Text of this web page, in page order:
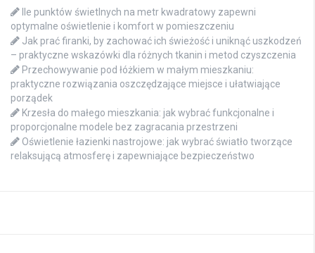
Ile punktów świetlnych na metr kwadratowy zapewni
optymalne oświetlenie i komfort w pomieszczeniu
Jak prać firanki, by zachować ich świeżość i uniknąć uszkodzeń
– praktyczne wskazówki dla różnych tkanin i metod czyszczenia
Przechowywanie pod łóżkiem w małym mieszkaniu:
praktyczne rozwiązania oszczędzające miejsce i ułatwiające
porządek
Krzesła do małego mieszkania: jak wybrać funkcjonalne i
proporcjonalne modele bez zagracania przestrzeni
Oświetlenie łazienki nastrojowe: jak wybrać światło tworzące
relaksującą atmosferę i zapewniające bezpieczeństwo